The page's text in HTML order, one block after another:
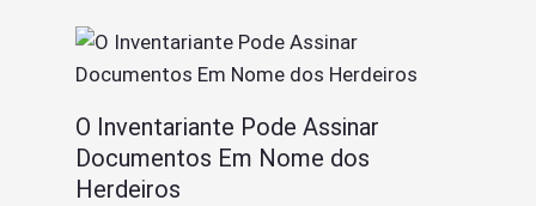
O Inventariante Pode Assinar
Documentos Em Nome dos
Herdeiros